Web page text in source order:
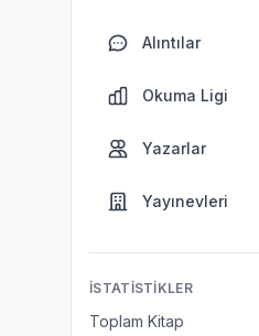
Alıntılar
Okuma Ligi
Yazarlar
Yayınevleri
İSTATISTIKLER
Toplam Kitap